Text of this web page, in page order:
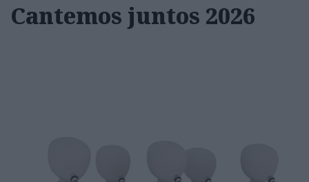
Cantemos juntos 2026